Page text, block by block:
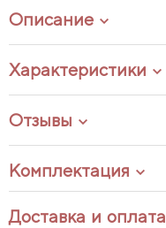
Описание
Характеристики
Отзывы
Комплектация
Доставка и оплата